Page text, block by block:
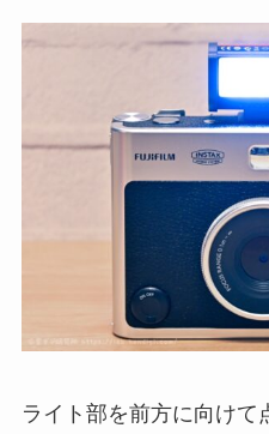
ライト部を前方に向けて